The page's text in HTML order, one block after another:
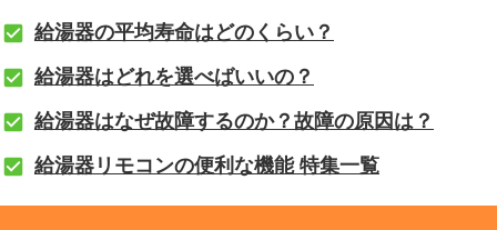
給湯器の平均寿命はどのくらい？
給湯器はどれを選べばいいの？
給湯器はなぜ故障するのか？故障の原因は？
給湯器リモコンの便利な機能 特集一覧